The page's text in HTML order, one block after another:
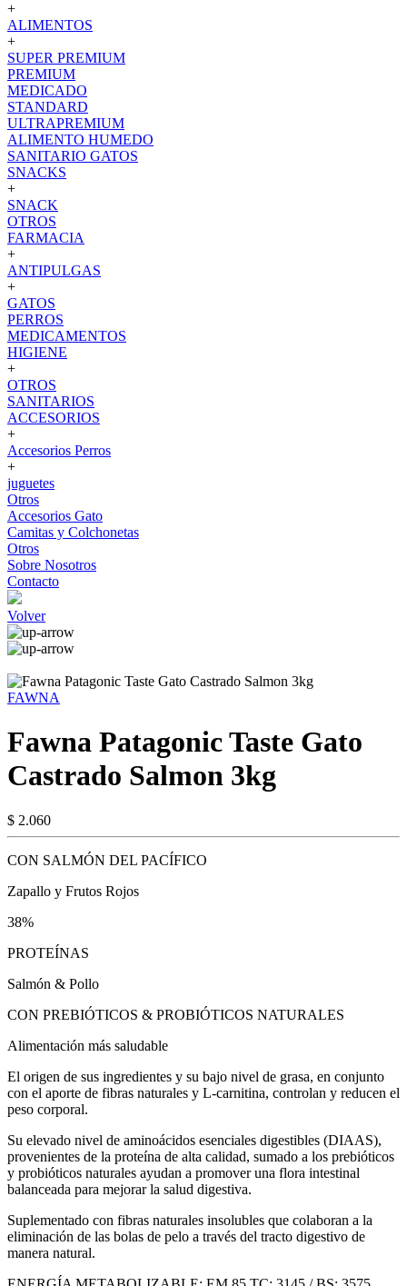
+
ALIMENTOS
+
SUPER PREMIUM
PREMIUM
MEDICADO
STANDARD
ULTRAPREMIUM
ALIMENTO HUMEDO
SANITARIO GATOS
SNACKS
+
SNACK
OTROS
FARMACIA
+
ANTIPULGAS
+
GATOS
PERROS
MEDICAMENTOS
HIGIENE
+
OTROS
SANITARIOS
ACCESORIOS
+
Accesorios Perros
+
juguetes
Otros
Accesorios Gato
Camitas y Colchonetas
Otros
Sobre Nosotros
Contacto
Volver
FAWNA
Fawna Patagonic Taste Gato
Castrado Salmon 3kg
$ 2.060
CON SALMÓN DEL PACÍFICO
Zapallo y Frutos Rojos
38%
PROTEÍNAS
Salmón & Pollo
CON PREBIÓTICOS & PROBIÓTICOS NATURALES
Alimentación más saludable
El origen de sus ingredientes y su bajo nivel de grasa, en conjunto
con el aporte de fibras naturales y L-carnitina, controlan y reducen el
peso corporal.
Su elevado nivel de aminoácidos esenciales digestibles (DIAAS),
provenientes de la proteína de alta calidad, sumado a los prebióticos
y probióticos naturales ayudan a promover una flora intestinal
balanceada para mejorar la salud digestiva.
Suplementado con fibras naturales insolubles que colaboran a la
eliminación de las bolas de pelo a través del tracto digestivo de
manera natural.